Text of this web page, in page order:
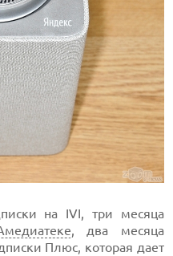
на IVI, три месяца
, два месяца
Плюс, которая дает